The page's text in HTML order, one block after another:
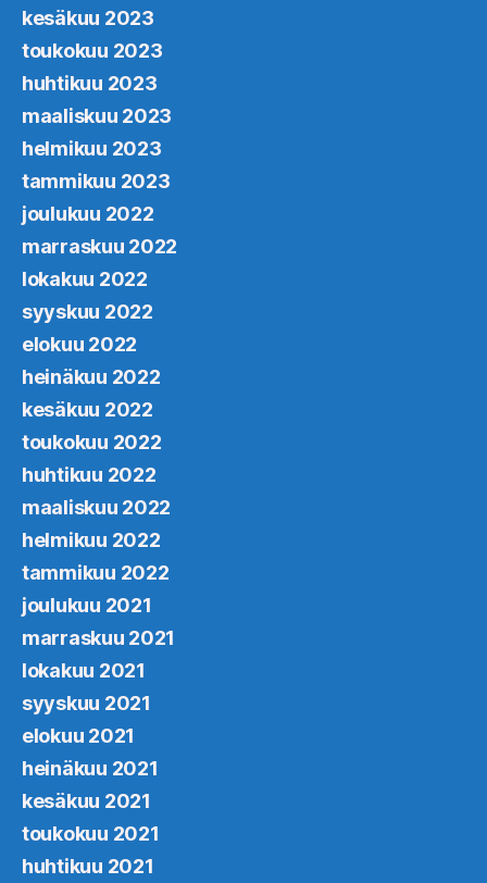
kesäkuu 2023
toukokuu 2023
huhtikuu 2023
maaliskuu 2023
helmikuu 2023
tammikuu 2023
joulukuu 2022
marraskuu 2022
lokakuu 2022
syyskuu 2022
elokuu 2022
heinäkuu 2022
kesäkuu 2022
toukokuu 2022
huhtikuu 2022
maaliskuu 2022
helmikuu 2022
tammikuu 2022
joulukuu 2021
marraskuu 2021
lokakuu 2021
syyskuu 2021
elokuu 2021
heinäkuu 2021
kesäkuu 2021
toukokuu 2021
huhtikuu 2021